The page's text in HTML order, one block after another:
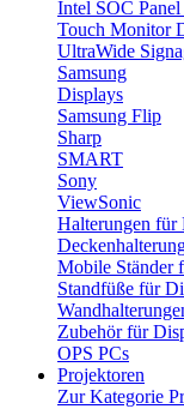
Intel SOC Panel
Touch Monitor
UltraWide
Samsung
Displays
Samsung Flip
Sharp
SMART
Sony
ViewSonic
Halterungen für
Mobile Ständer
Standfüße für
Zubehör für
OPS PCs
Projektoren
Zur Kategorie